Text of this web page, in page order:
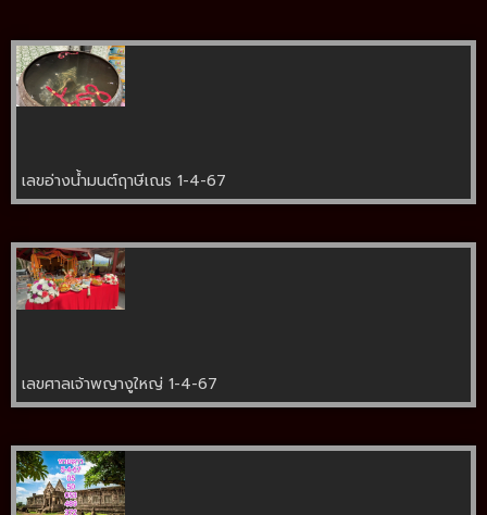
เลขอ่างน้ำมนต์ฤาษีเณร 1-4-67
เลขศาลเจ้าพญางูใหญ่ 1-4-67